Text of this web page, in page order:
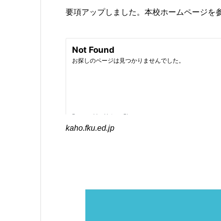
要項アップしました。本校ホームページを
kaho.fku.ed.jp